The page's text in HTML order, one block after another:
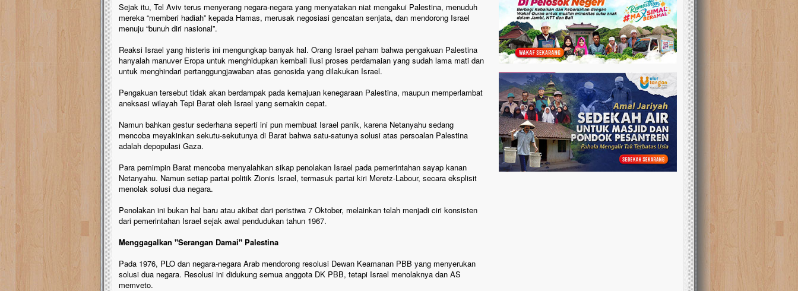
Sejak itu, Tel Aviv terus menyerang negara-negara yang menyatakan niat mengakui Palestina, menuduh
mereka “memberi hadiah” kepada Hamas, merusak negosiasi gencatan senjata, dan mendorong Israel
menuju “bunuh diri nasional”.
Reaksi Israel yang histeris ini mengungkap banyak hal. Orang Israel paham bahwa pengakuan Palestina
hanyalah manuver Eropa untuk menghidupkan kembali ilusi proses perdamaian yang sudah lama mati dan
untuk menghindari pertanggungjawaban atas genosida yang dilakukan Israel.
Pengakuan tersebut tidak akan berdampak pada kemajuan kenegaraan Palestina, maupun memperlambat
aneksasi wilayah Tepi Barat oleh Israel yang semakin cepat.
Namun bahkan gestur sederhana seperti ini pun membuat Israel panik, karena Netanyahu sedang
mencoba meyakinkan sekutu-sekutunya di Barat bahwa satu-satunya solusi atas persoalan Palestina
adalah depopulasi Gaza.
Para pemimpin Barat mencoba menyalahkan sikap penolakan Israel pada pemerintahan sayap kanan
Netanyahu. Namun setiap partai politik Zionis Israel, termasuk partai kiri Meretz-Labour, secara eksplisit
menolak solusi dua negara.
Penolakan ini bukan hal baru atau akibat dari peristiwa 7 Oktober, melainkan telah menjadi ciri konsisten
dari pemerintahan Israel sejak awal pendudukan tahun 1967.
Menggagalkan "Serangan Damai" Palestina
Pada 1976, PLO dan negara-negara Arab mendorong resolusi Dewan Keamanan PBB yang menyerukan
solusi dua negara. Resolusi ini didukung semua anggota DK PBB, tetapi Israel menolaknya dan AS
memveto.